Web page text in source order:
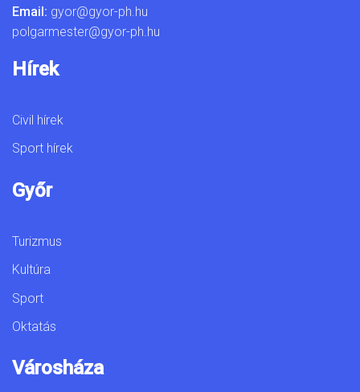
Email: gyor@gyor-ph.hu
polgarmester@gyor-ph.hu
Hírek
Civil hírek
Sport hírek
Győr
Turizmus
Kultúra
Sport
Oktatás
Városháza